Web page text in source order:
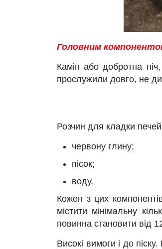
Головним
Камін або добротна
прослужили довго, не
Розчин для кладки печей
червону глину;
пісок;
воду.
Кожен з цих
містити мінімальну
повинна становити від
Високі вимоги і до